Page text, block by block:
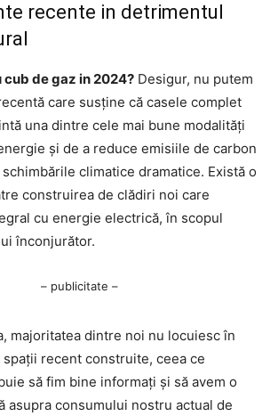
recente in detrimentul
de gaz in 2024? Desigur, nu putem
care susține că casele complet
una dintre cele mai bune modalități
și de a reduce emisiile de carbon
climatice dramatice. Există o
construirea de clădiri noi care
cu energie electrică, în scopul
înconjurător.
– publicitate –
majoritatea dintre noi nu locuiesc în
recent construite, ceea ce
să fim bine informați și să avem o
asupra consumului nostru actual de